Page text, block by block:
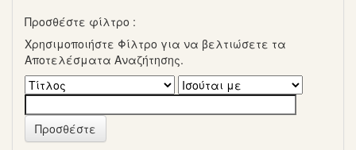
Προσθέστε φίλτρο :
Χρησιμοποιήστε Φίλτρο για να βελτιώσετε τα
Αποτελέσματα Αναζήτησης.